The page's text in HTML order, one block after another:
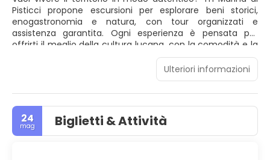
Pisticci propone escursioni per esplorare beni storici,
enogastronomia e natura, con tour organizzati e
assistenza garantita. Ogni esperienza è pensata per
offrirti il meglio della cultura lucana, con la comodità e la
Ulteriori informazioni
24
mag Biglietti & Attività